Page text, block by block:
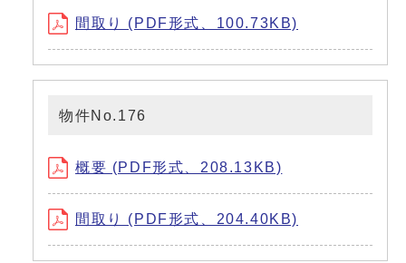
間取り (PDF形式、100.73KB)
物件No.176
概要 (PDF形式、208.13KB)
間取り (PDF形式、204.40KB)